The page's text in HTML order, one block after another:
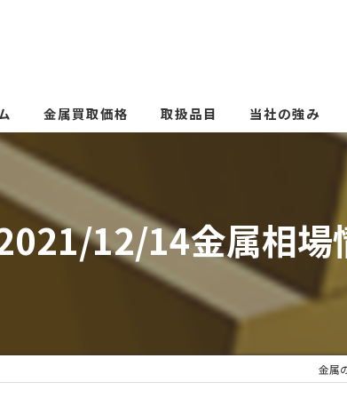
金属買取価格 取扱品目 当社の強み
12/14金属相場
金属